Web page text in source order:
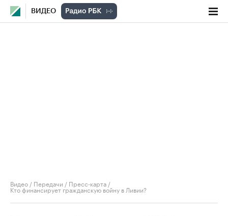
ВИДЕО
Видео / Передачи / Пресс-карта /
Кто финансирует гражданскую войну в Ливии?